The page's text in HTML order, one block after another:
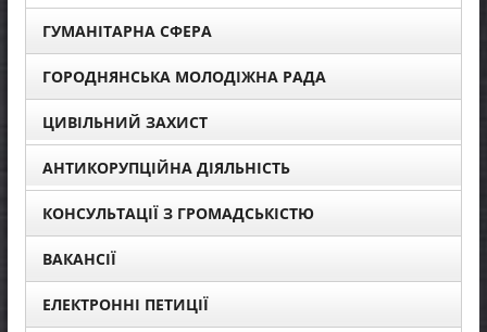
ГУМАНІТАРНА СФЕРА
ГОРОДНЯНСЬКА МОЛОДІЖНА РАДА
ЦИВІЛЬНИЙ ЗАХИСТ
АНТИКОРУПЦІЙНА ДІЯЛЬНІСТЬ
КОНСУЛЬТАЦІЇ З ГРОМАДСЬКІСТЮ
ВАКАНСІЇ
ЕЛЕКТРОННІ ПЕТИЦІЇ